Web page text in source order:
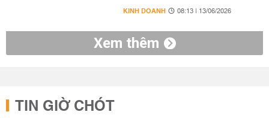
KINH DOANH 08:13 | 13/06/2026
Xem thêm
TIN GIỜ CHÓT